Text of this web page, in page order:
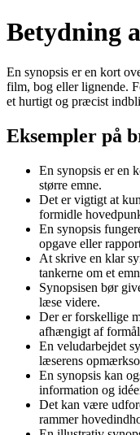
Betydning
En synopsis er en kort
film, bog eller lignende.
et hurtigt og præcist
Eksempler på
En synopsis er en
større emne.
Det er vigtigt at
formidle
En synopsis
opgave eller
At skrive en klar
tankerne om et
Synopsisen bør
læse videre.
Der er forskellige
afhængigt af
En veludarbejdet
læserens
En synopsis kan
information og
Det kan være
rammer